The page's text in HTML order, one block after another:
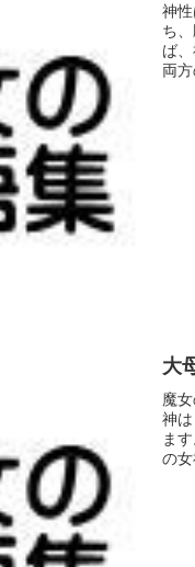
神
ち
ば
両
大
魔
神
ま
の